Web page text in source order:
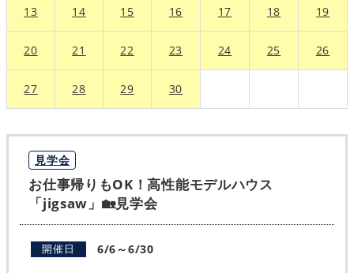
13 14 15 16 17 18 19
20 21 22 23 24 25 26
27 28 29 30
見学会
お仕事帰りもOK！高性能モデルハウス
「jigsaw」🏡見学会
開催日 6/6～6/30